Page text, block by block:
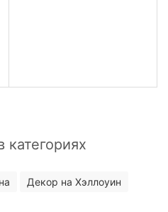
категориях
Декор на Хэллоуин